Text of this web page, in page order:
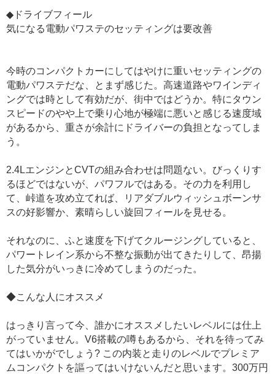
◆ドライブフィール
気になる電動パワステのセッティングは要改善
今時のコンパクトカーにしてはやけに重いセッティングの
電動パワステだな、とまず感じた。高速道路やワインディ
ングでは時として有効だが、街中ではどうか。特にタウン
スピードのやや上で乗り心地が極端に悪いと感じる速度域
があるから、重さが余計にドライバーの負担となってしま
う。
2.4LエンジンとCVTの組み合わせは問題ない。びっくりす
るほどではないが、パワフルではある。その力を利用し
て、峠道を攻め立てれば、リアダブルウィッシュボーンサ
スの好影響か、素晴らしい旋回フィールを見せる。
それなのに、ふと速度を下げてクルージングしていると、
パワートレイン系から不整な振動が出てきたりして、昂揚
した気分がいっきに冷めてしまうのだった。
◆こんな人にオススメ
はっきり言って今、誰かにオススメしたいレベルには仕上
がっていません。V6搭載の噂もあるから、それを待ってみ
てはいかがでしょう? この内装と走りのレベルでプレミア
ムコンパクトを謳ってはいけないんだと思います。300万円